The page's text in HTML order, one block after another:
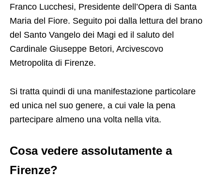
Franco Lucchesi, Presidente dell’Opera di Santa
Maria del Fiore. Seguito poi dalla lettura del brano
del Santo Vangelo dei Magi ed il saluto del
Cardinale Giuseppe Betori, Arcivescovo
Metropolita di Firenze.
Si tratta quindi di una manifestazione particolare
ed unica nel suo genere, a cui vale la pena
partecipare almeno una volta nella vita.
Cosa vedere assolutamente a
Firenze?